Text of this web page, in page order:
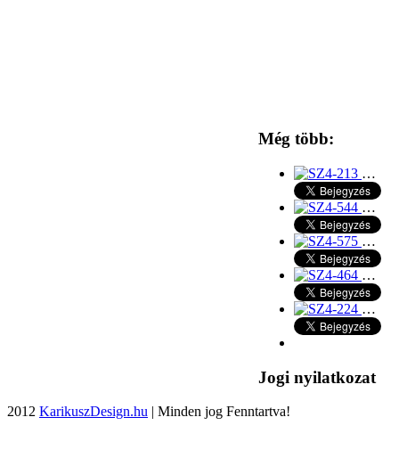
Még több:
…
…
…
…
…
Jogi nyilatkozat
2012 KarikuszDesign.hu | Minden jog Fenntartva!